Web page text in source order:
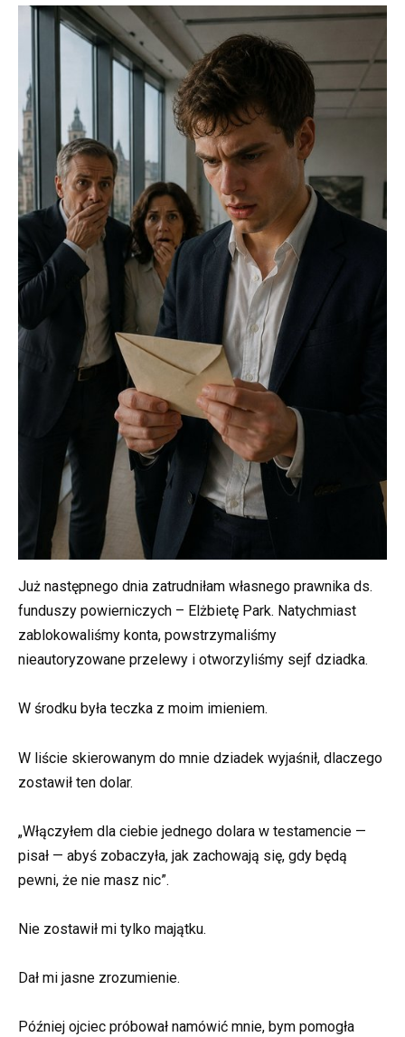
Już następnego dnia zatrudniłam własnego prawnika ds.
funduszy powierniczych – Elżbietę Park. Natychmiast
zablokowaliśmy konta, powstrzymaliśmy
nieautoryzowane przelewy i otworzyliśmy sejf dziadka.
W środku była teczka z moim imieniem.
W liście skierowanym do mnie dziadek wyjaśnił, dlaczego
zostawił ten dolar.
„Włączyłem dla ciebie jednego dolara w testamencie —
pisał — abyś zobaczyła, jak zachowają się, gdy będą
pewni, że nie masz nic”.
Nie zostawił mi tylko majątku.
Dał mi jasne zrozumienie.
Później ojciec próbował namówić mnie, bym pomogła